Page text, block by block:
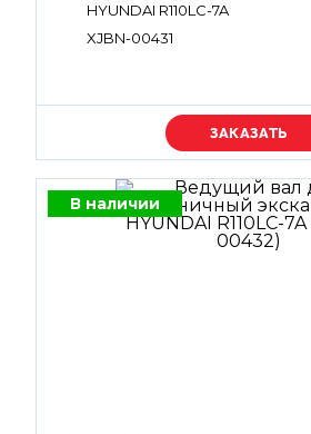
HYUNDAI R110LC-7A
XJBN-00431
Уточняйте цену
В наличии